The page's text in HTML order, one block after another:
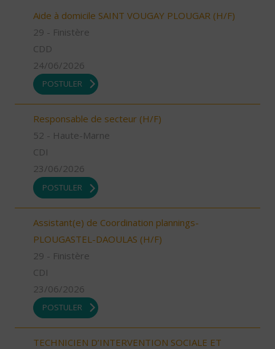
Aide à domicile SAINT VOUGAY PLOUGAR (H/F)
29 - Finistère
CDD
24/06/2026
POSTULER
Responsable de secteur (H/F)
52 - Haute-Marne
CDI
23/06/2026
POSTULER
Assistant(e) de Coordination plannings-
PLOUGASTEL-DAOULAS (H/F)
29 - Finistère
CDI
23/06/2026
POSTULER
TECHNICIEN D’INTERVENTION SOCIALE ET